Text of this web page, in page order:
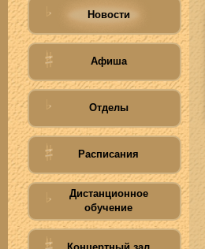
Новости
Афиша
Отделы
Расписания
Дистанционное
обучение